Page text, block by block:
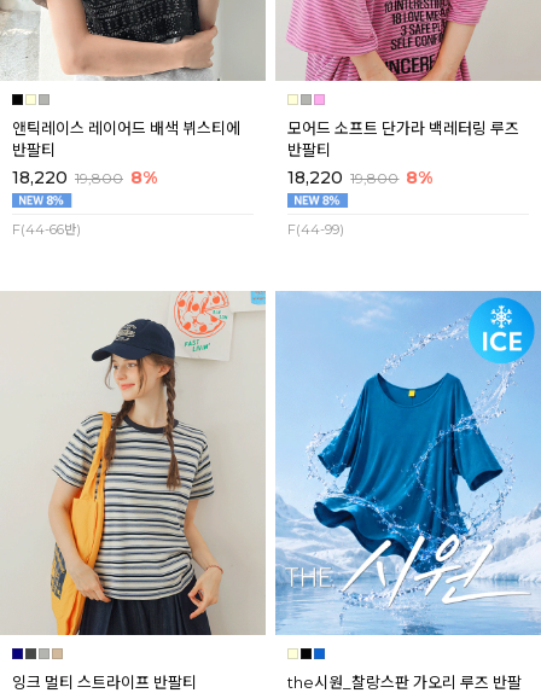
앤틱레이스 레이어드 배색 뷔스티에
반팔티
18,220 19,800 8%
F(44-66반)
모어드 소프트 단가라 백레터링 루즈
반팔티
18,220 19,800 8%
F(44-99)
잉크 멀티 스트라이프 반팔티
the시원_찰랑스판 가오리 루즈 반팔